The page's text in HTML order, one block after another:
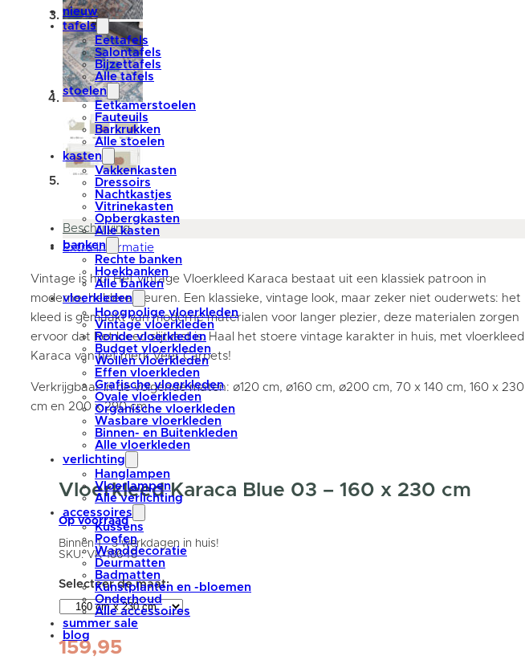
nieuw
tafels
Eettafels
Salontafels
Bijzettafels
Alle tafels
stoelen
Eetkamerstoelen
Fauteuils
Barkrukken
Alle stoelen
kasten
Vakkenkasten
Dressoirs
Nachtkastjes
Vitrinekasten
Opbergkasten
Alle kasten
banken
Rechte banken
Hoekbanken
Alle banken
vloerkleden
Hoogpolige vloerkleden
Vintage vloerkleden
Ronde vloerkleden
Budget vloerkleden
Wollen vloerkleden
Effen vloerkleden
Grafische vloerkleden
Ovale vloerkleden
Organische vloerkleden
Wasbare vloerkleden
Binnen- en Buitenkleden
Alle vloerkleden
verlichting
Hanglampen
Vloerlampen
Alle verlichting
accessoires
Kussens
Poefen
Wanddecoratie
Deurmatten
Badmatten
Kunstplanten en -bloemen
Onderhoud
Alle accessoires
summer sale
blog
Beschrijving
Extra informatie
Vintage is hip! Het vintage Vloerkleed Karaca bestaat uit een klassiek patroon in
moderne, heldere kleuren. Een klassieke, vintage look, maar zeker niet ouderwets: het
kleed is gemaakt van moderne materialen voor langer plezier, deze materialen zorgen
ervoor dat het kleed slijtvast is. Haal het stoere vintage karakter in huis, met vloerkleed
Karaca van het merk Veer Carpets!
Verkrijgbaar in de volgende maten: ø120 cm, ø160 cm, ø200 cm, 70 x 140 cm, 160 x 230
cm en 200 x 290 cm
Vloerkleed Karaca Blue 03 – 160 x 230 cm
Op voorraad
Binnen 1 - 3 werkdagen in huis!
SKU:VK-18648
159,95